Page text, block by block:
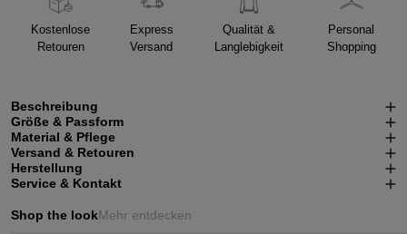
Kostenlose
Retouren
Express
Versand
Qualität &
Langlebigkeit
Personal
Shopping
Beschreibung
Größe & Passform
Material & Pflege
Versand & Retouren
Herstellung
Service & Kontakt
Shop the lookMehr entdecken